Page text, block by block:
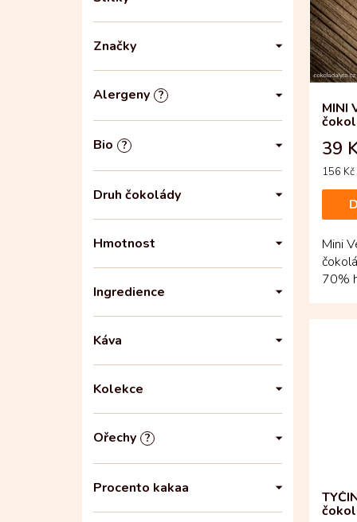
Značky
Alergeny ?
Bio ?
Druh čokolády
Hmotnost
Ingredience
Káva
Kolekce
Ořechy ?
Procento kakaa
p
r
o
d
u
MINI
39
Měrná
156
Mini
70%